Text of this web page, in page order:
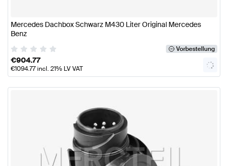
Mercedes Dachbox Schwarz M430 Liter Original Mercedes
Benz
Vorbestellung
€904.77
€1094.77incl. 21% LV VAT